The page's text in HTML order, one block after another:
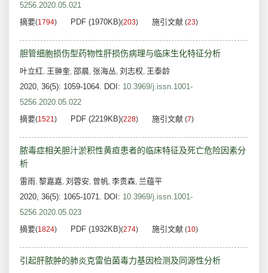
5256.2020.05.021
摘要(1794) PDF (1970KB)(203) 施引文献 (23)
胆管细胞损伤型药物性肝损伤病理与临床生化特征分析
叶立红, 王翀奎, 邵晨, 张海丛, 刘志权, 王泰龄
2020, 36(5): 1059-1064. DOI: 10.3969/j.issn.1001-
5256.2020.05.022
摘要(1521) PDF (2219KB)(228) 施引文献 (7)
脓毒症相关胆汁淤积性黄疸患者的临床特征及死亡危险因素分
析
雷雨, 黎嘉嘉, 刘蓉安, 曾帆, 李贵森, 兰蕴平
2020, 36(5): 1065-1071. DOI: 10.3969/j.issn.1001-
5256.2020.05.023
摘要(1824) PDF (1932KB)(274) 施引文献 (10)
引起肝脓肿的肺炎克雷伯菌毒力基因检测及同源性分析